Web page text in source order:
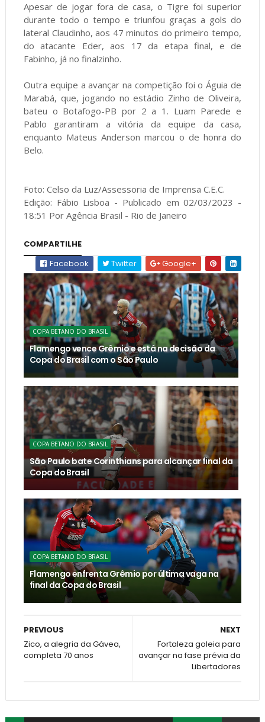
Apesar de jogar fora de casa, o Tigre foi superior
durante todo o tempo e triunfou graças a gols do
lateral Claudinho, aos 47 minutos do primeiro tempo,
do atacante Eder, aos 17 da etapa final, e de
Fabinho, já no finalzinho.
Outra equipe a avançar na competição foi o Águia de
Marabá, que, jogando no estádio Zinho de Oliveira,
bateu o Botafogo-PB por 2 a 1. Luam Parede e
Pablo garantiram a vitória da equipe da casa,
enquanto Mateus Anderson marcou o de honra do
Belo.
Foto: Celso da Luz/Assessoria de Imprensa C.E.C.
Edição: Fábio Lisboa - Publicado em 02/03/2023 -
18:51 Por Agência Brasil - Rio de Janeiro
COMPARTILHE
Facebook
Twitter Google+
COPA BETANO DO BRASIL
Flamengo vence Grêmio e está na decisão da
Copa do Brasil com o São Paulo
COPA BETANO DO BRASIL
São Paulo bate Corinthians para alcançar final da
Copa do Brasil
COPA BETANO DO BRASIL
Flamengo enfrenta Grêmio por última vaga na
final da Copa do Brasil
NEXT
Fortaleza goleia para
avançar na fase prévia da
Libertadores
PREVIOUS
Zico, a alegria da Gávea,
completa 70 anos